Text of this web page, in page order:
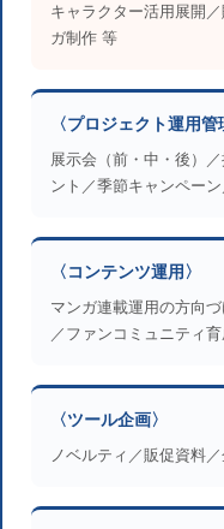
キャラクター活用展開
ガ制作 等
〈プロジェクト運用管
展示会（前・中・後）
ント／季節キャンペー
〈コンテンツ運用〉
マンガ連載運用の方向
／ファンコミュニティ
〈ツール企画〉
ノベルティ／販促資料